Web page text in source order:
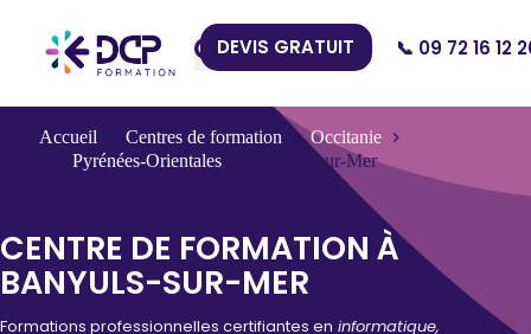
DEVIS GRATUIT 📞 09 72 16 12
Accueil Centres de formation
Occitanie
Pyrénées-Orientales
Banyuls-sur-Mer
CENTRE DE FORMATION À
BANYULS-SUR-MER
Formations professionnelles certifiantes en informatique,